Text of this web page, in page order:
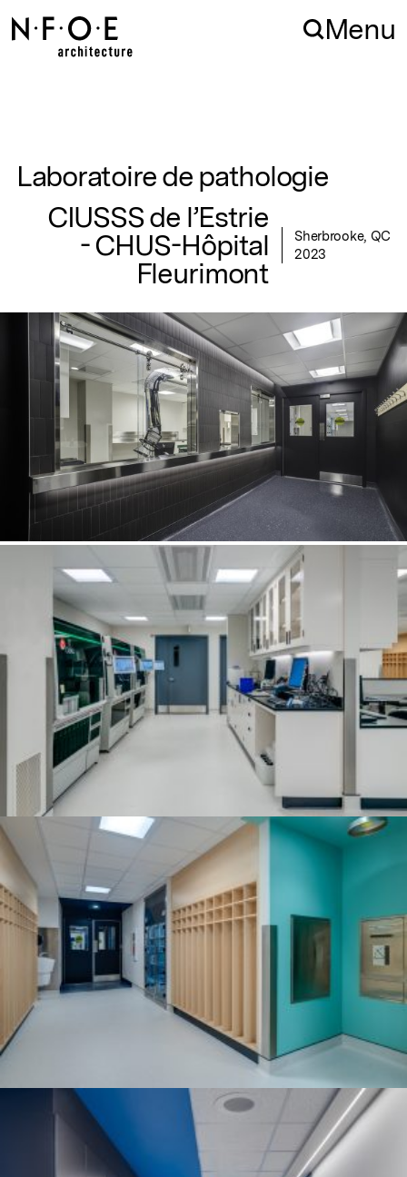
Aller à la navigation
Aller au contenu Menu
Laboratoire de pathologie
CIUSSS de l’Estrie
- CHUS-Hôpital
Fleurimont
Sherbrooke, QC
2023